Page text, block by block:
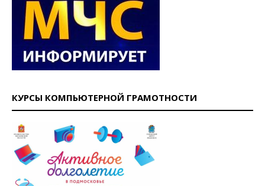
КУРСЫ КОМПЬЮТЕРНОЙ ГРАМОТНОСТИ